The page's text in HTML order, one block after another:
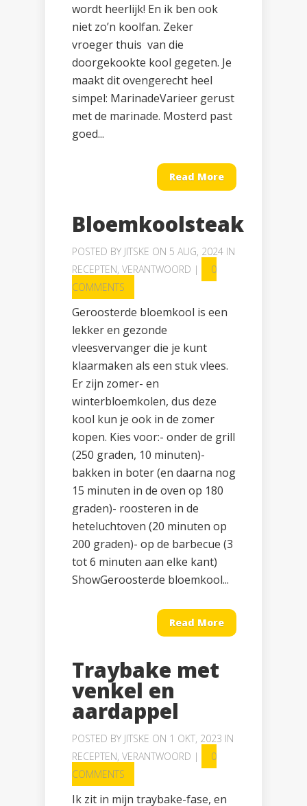
wordt heerlijk! En ik ben ook
niet zo’n koolfan. Zeker
vroeger thuis van die
doorgekookte kool gegeten. Je
maakt dit ovengerecht heel
simpel: MarinadeVarieer gerust
met de marinade. Mosterd past
goed...
Read More
Bloemkoolsteak
POSTED BY JITSKE ON 5 AUG, 2024 IN
RECEPTEN, VERANTWOORD |
0
COMMENTS
Geroosterde bloemkool is een
lekker en gezonde
vleesvervanger die je kunt
klaarmaken als een stuk vlees.
Er zijn zomer- en
winterbloemkolen, dus deze
kool kun je ook in de zomer
kopen. Kies voor:- onder de grill
(250 graden, 10 minuten)-
bakken in boter (en daarna nog
15 minuten in de oven op 180
graden)- roosteren in de
heteluchtoven (20 minuten op
200 graden)- op de barbecue (3
tot 6 minuten aan elke kant)
ShowGeroosterde bloemkool...
Read More
Traybake met
venkel en
aardappel
POSTED BY JITSKE ON 1 OKT, 2023 IN
RECEPTEN, VERANTWOORD |
0
COMMENTS
Ik zit in mijn traybake-fase, en